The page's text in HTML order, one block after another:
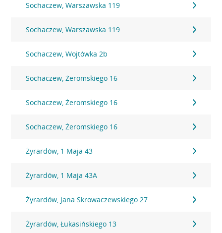
Sochaczew, Warszawska 119
Sochaczew, Warszawska 119
Sochaczew, Wojtówka 2b
Sochaczew, Żeromskiego 16
Sochaczew, Żeromskiego 16
Sochaczew, Żeromskiego 16
Żyrardów, 1 Maja 43
Żyrardów, 1 Maja 43A
Żyrardów, Jana Skrowaczewskiego 27
Żyrardów, Łukasińskiego 13